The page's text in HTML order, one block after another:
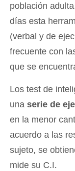
población
días esta
(verbal y de
frecuente con
que se
Los test de
una serie de
en la menor
acuerdo a las
sujeto, se
mide su C.I.